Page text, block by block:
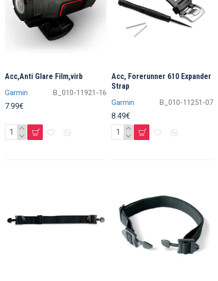
Garmin B_010-11921-16
Acc,Anti Glare Film,virb
7.99€ Garmin B_010-11251-07
Acc, Forerunner 610 Expander
Strap
8.49€